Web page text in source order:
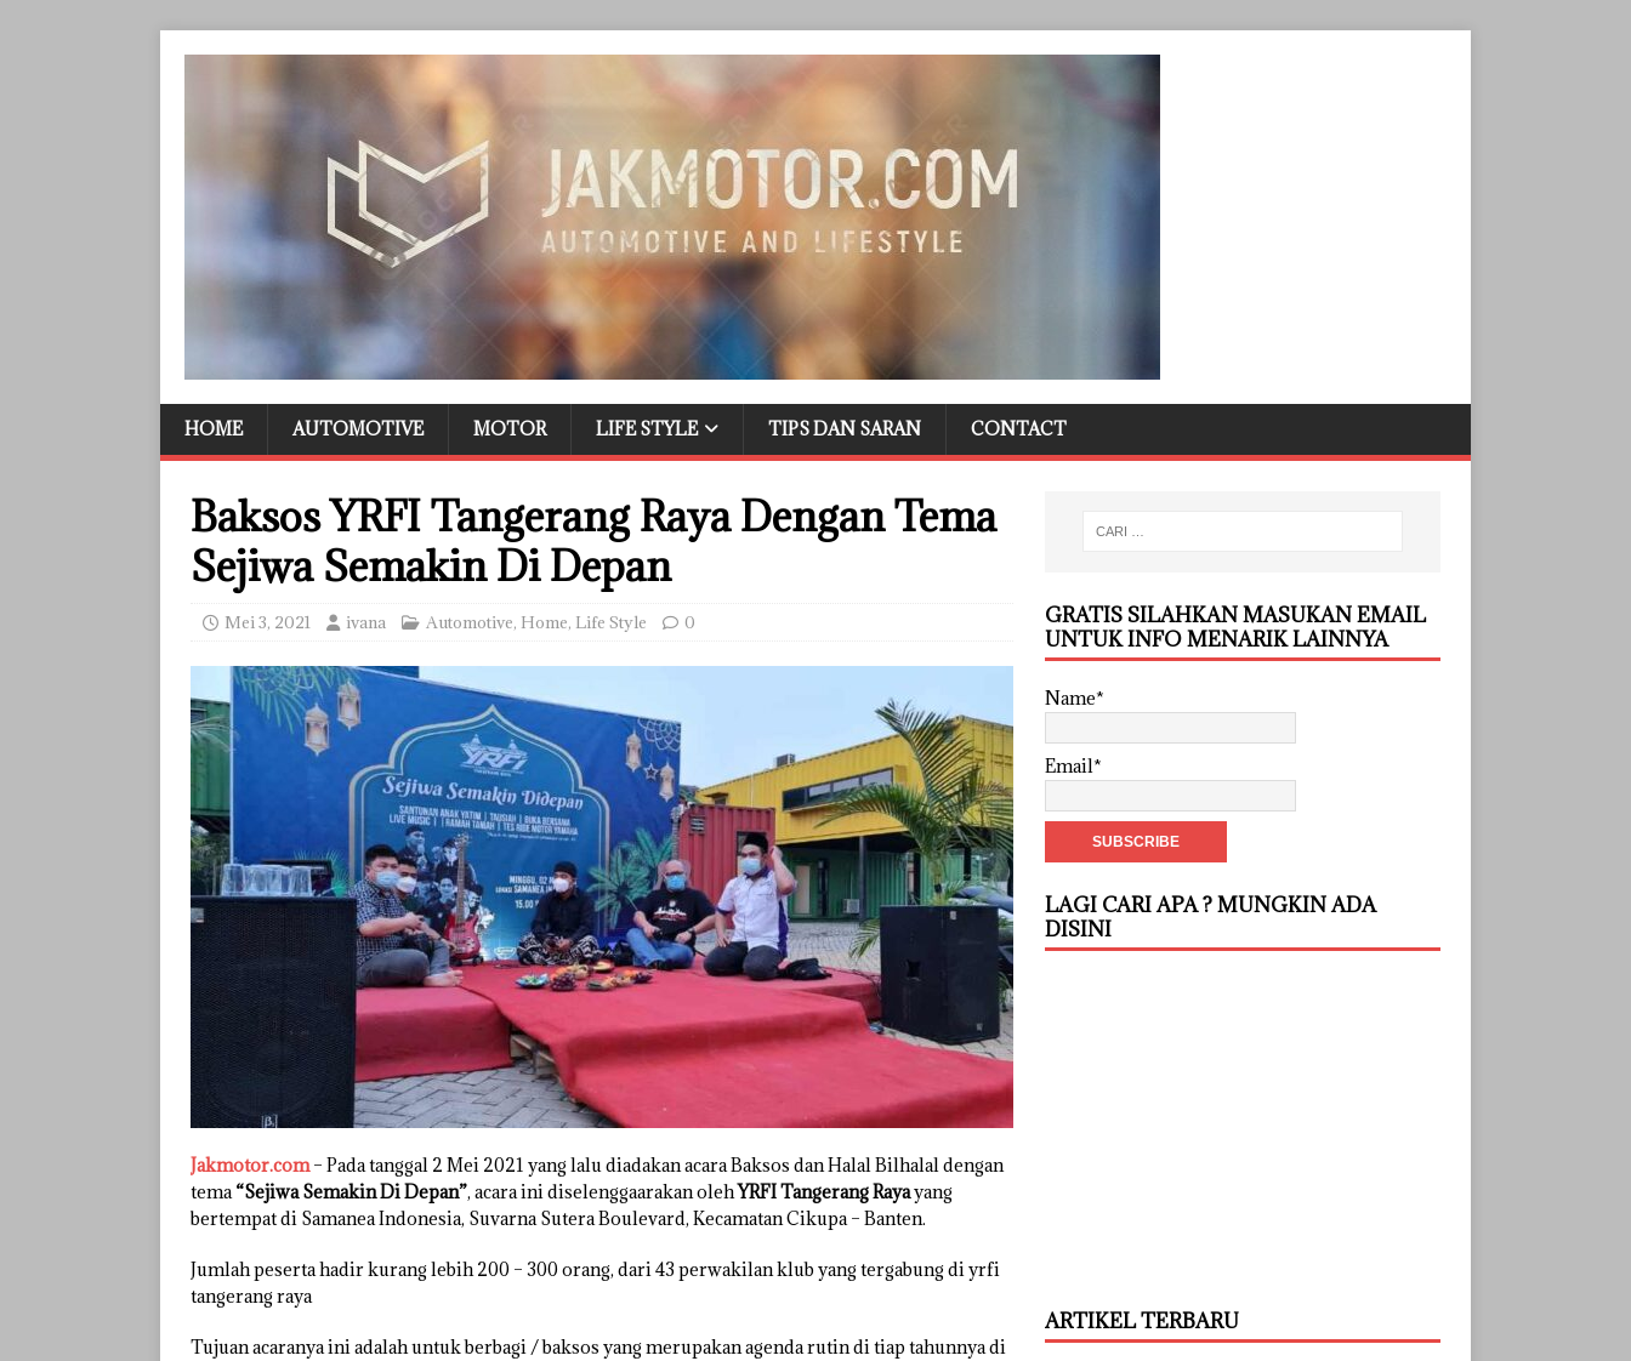
HOME AUTOMOTIVE MOTOR LIFE STYLE TIPS DAN SARAN CONTACT
Baksos YRFI Tangerang Raya Dengan Tema
Sejiwa Semakin Di Depan
Mei 3, 2021 ivana Automotive, Home, Life Style 0
Jakmotor.com– Pada tanggal 2 Mei 2021 yang lalu diadakan acara Baksos dan Halal Bilhalal dengan
tema“Sejiwa Semakin Di Depan”, acara ini diselenggaarakan olehYRFI Tangerang Rayayang
bertempat di Samanea Indonesia, Suvarna Sutera Boulevard, Kecamatan Cikupa – Banten.
Jumlah peserta hadir kurang lebih 200 – 300 orang, dari 43 perwakilan klub yang tergabung di yrfi
tangerang raya
Tujuan acaranya ini adalah untuk berbagi / baksos yang merupakan agenda rutin di tiap tahunnya di
GRATIS SILAHKAN MASUKAN EMAIL
UNTUK INFO MENARIK LAINNYA
Name*
Email*
LAGI CARI APA ? MUNGKIN ADA
DISINI
ARTIKEL TERBARU